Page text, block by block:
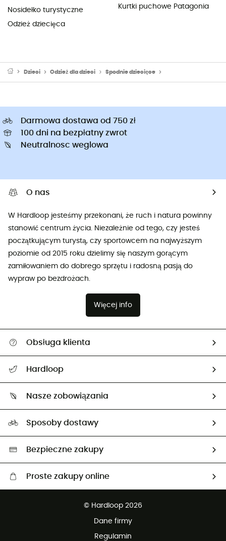
Nosidełko turystyczne
Odzież dziecięca
Kurtki puchowe Patagonia
Dzieci Odzież dla dzieci Spodnie dziecięce
Darmowa dostawa od 750 zł
100 dni na bezpłatny zwrot
Neutralnosc weglowa
O nas
W Hardloop jesteśmy przekonani, że ruch i natura powinny
stanowić centrum życia. Niezależnie od tego, czy jesteś
początkującym turystą, czy sportowcem na najwyższym
poziomie od 2015 roku dzielimy się naszym gorącym
zamiłowaniem do dobrego sprzętu i radosną pasją do
wypraw po bezdrożach.
Więcej info
Obsługa klienta
Zwrot artykułów i zwrot środków
Hardloop
Ambasadorzy
Nasze zobowiązania
Wybrane produkty eko
Sposoby dostawy
Bezpieczne zakupy
Proste zakupy online
© Hardloop 2026
Dane firmy
Regulamin